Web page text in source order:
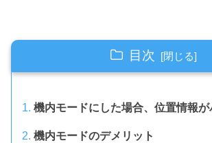
目次
機内モードにした場合、位置情報が
機内モードのデメリット